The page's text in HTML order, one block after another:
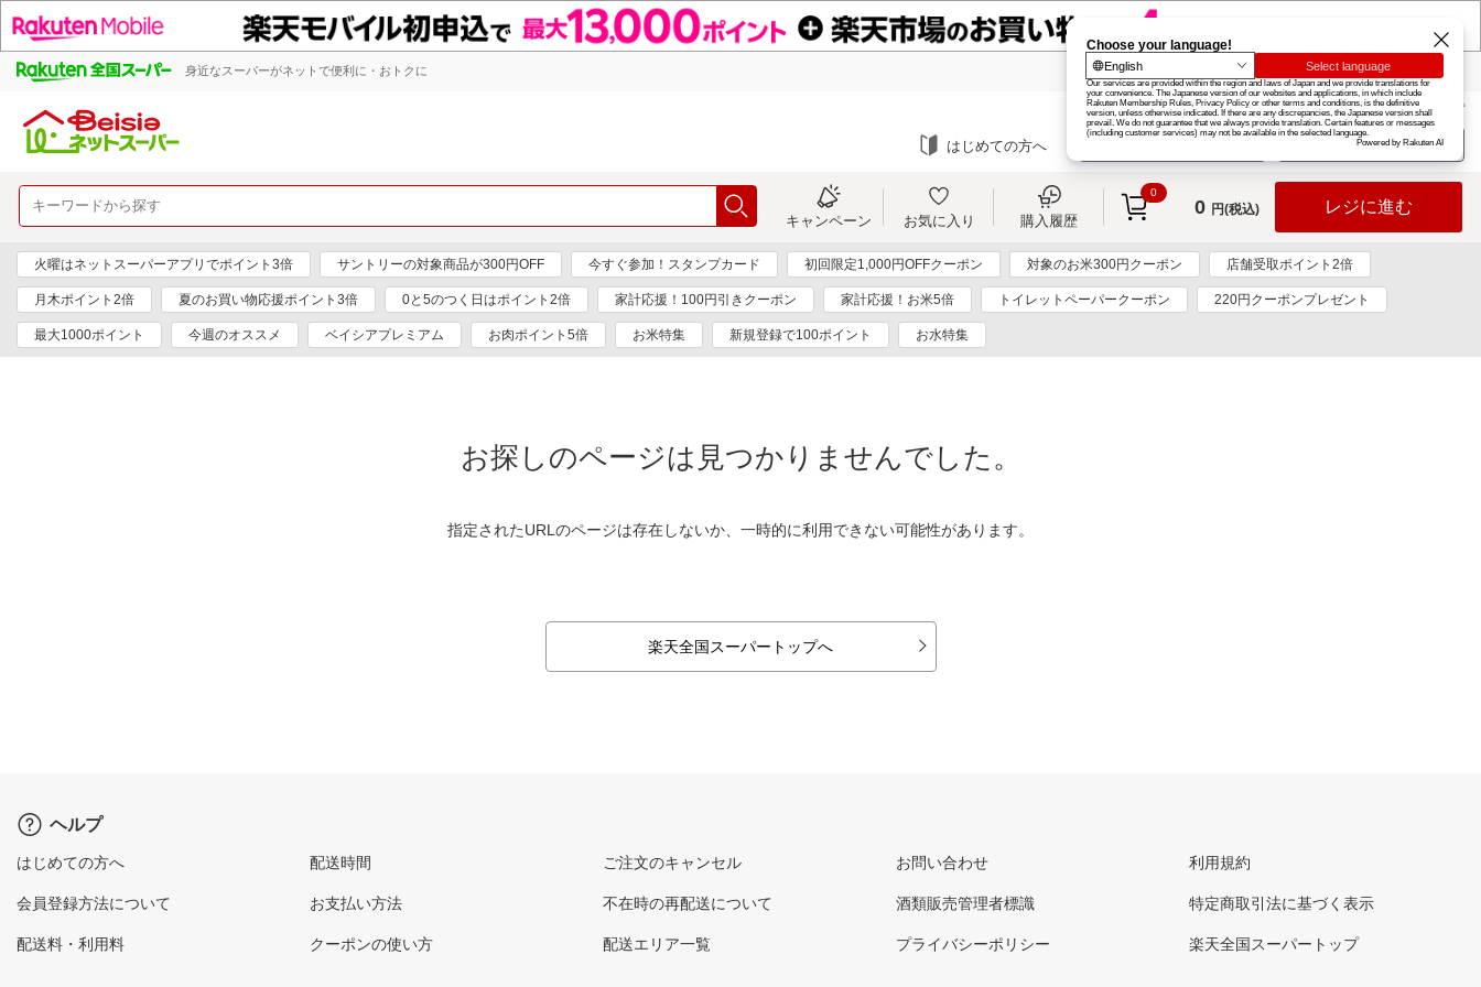
身近なスーパーがネットで便利に・おトクに 楽天グループ カード
お知らせ ヘルプ
はじめての方へ ログイン
キャンペーン お気に入り 購入履歴
0
0 円(税込) レジに進む
火曜はネットスーパーアプリでポイント3倍 サントリーの対象商品が300円OFF 今すぐ参加！スタンプカード 初回限定1,000円OFFクーポン 対象のお米300円クーポン 店舗受取ポイント2倍
月木ポイント2倍 夏のお買い物応援ポイント3倍 0と5のつく日はポイント2倍 家計応援！100円引きクーポン 家計応援！お米5倍 トイレットペーパークーポン 220円クーポンプレゼント
最大1000ポイント 今週のオススメ ベイシアプレミアム お肉ポイント5倍 お米特集 新規登録で100ポイント お水特集
お探しのページは見つかりませんでした。
指定されたURLのページは存在しないか、一時的に利用できない可能性があります。
楽天全国スーパートップへ
ヘルプ
はじめての方へ
会員登録方法について
配送料・利用料
配送時間
お支払い方法
クーポンの使い方
ご注文のキャンセル
不在時の再配送について
配送エリア一覧
お問い合わせ
酒類販売管理者標識
プライバシーポリシー
利用規約
特定商取引法に基づく表示
楽天全国スーパートップ